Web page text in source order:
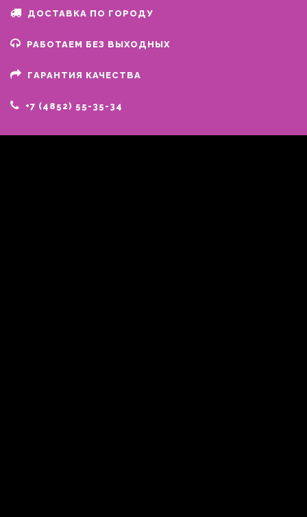
ДОСТАВКА ПО ГОРОДУ
РАБОТАЕМ БЕЗ ВЫХОДНЫХ
ГАРАНТИЯ КАЧЕСТВА
+7 (4852) 55-35-34